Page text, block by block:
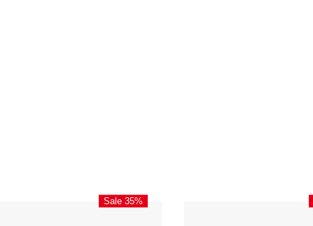
Sale 35%